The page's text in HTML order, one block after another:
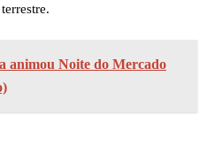
animou Noite do Mercado